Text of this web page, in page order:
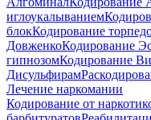
иглоукалыванием
блокКодирование
ДовженкоКодирование
гипнозомКодирование
Дисульфирам
Лечение наркомании
Кодирование от